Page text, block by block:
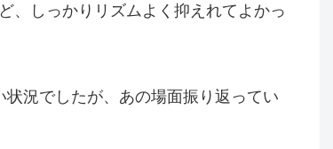
、しっかりリズムよく抑えれてよかっ
況でしたが、あの場面振り返ってい